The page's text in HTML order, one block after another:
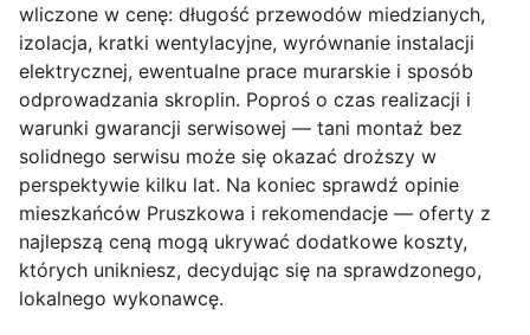
wliczone w cenę: długość przewodów miedzianych,
izolacja, kratki wentylacyjne, wyrównanie instalacji
elektrycznej, ewentualne prace murarskie i sposób
odprowadzania skroplin. Poproś o czas realizacji i
warunki gwarancji serwisowej — tani montaż bez
solidnego serwisu może się okazać droższy w
perspektywie kilku lat. Na koniec sprawdź opinie
mieszkańców Pruszkowa i rekomendacje — oferty z
najlepszą ceną mogą ukrywać dodatkowe koszty,
których unikniesz, decydując się na sprawdzonego,
lokalnego wykonawcę.